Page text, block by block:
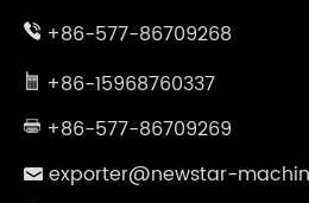
+86-577-86709268
+86-15968760337
+86-577-86709269
exporter@newstar-